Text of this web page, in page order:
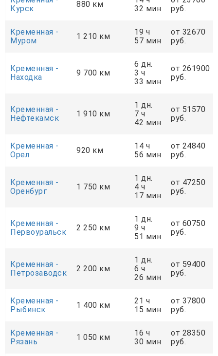
Курск
880 км
32 мин
руб.
Кременная -
Муром
1 210 км
19 ч
57 мин
от 32670
руб.
Кременная -
Находка
9 700 км
6 дн.
3 ч
33 мин
от 261900
руб.
Кременная -
Нефтекамск
1 910 км
1 дн.
7 ч
42 мин
от 51570
руб.
Кременная -
Орел
920 км
14 ч
56 мин
от 24840
руб.
Кременная -
Оренбург
1 750 км
1 дн.
4 ч
17 мин
от 47250
руб.
Кременная -
Первоуральск
2 250 км
1 дн.
9 ч
51 мин
от 60750
руб.
Кременная -
Петрозаводск
2 200 км
1 дн.
6 ч
26 мин
от 59400
руб.
Кременная -
Рыбинск
1 400 км
21 ч
15 мин
от 37800
руб.
Кременная -
Рязань
1 050 км
16 ч
30 мин
от 28350
руб.